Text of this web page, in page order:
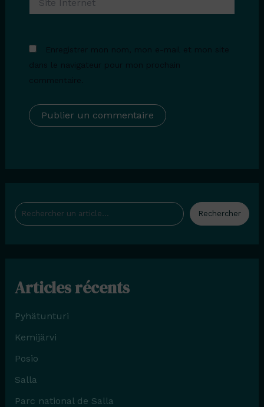
Internet
Rechercher
Rechercher
Articles récents
Pyhätunturi
Kemijärvi
Posio
Salla
Parc national de Salla